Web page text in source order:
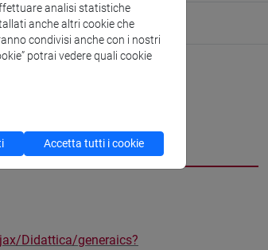
Didattica/generaics?
analisi statistiche
anche altri cookie che
condivisi anche con i nostri
potrai vedere quali cookie
Accetta tutti i cookie